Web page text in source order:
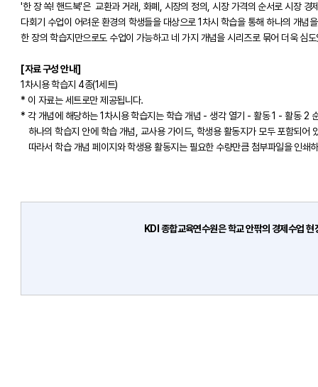
'한 장 쏙! 핸드북'은 교환과 거래, 화폐, 시장의 정의, 시장 가격의 순서로 시장 경
다회기 수업이 어려운 환경의 학생들을 대상으로 1차시 학습을 통해 하나의 개념
한 장의 학습지만으로도 수업이 가능하고 네 가지 개념을 시리즈로 묶어 더욱 심
[자료 구성 안내]
1차시용 학습지 4종(1세트)
* 이 자료는 세트로만 제공됩니다.
* 각 개념에 해당하는 1차시용 학습지는 학습 개념 - 생각 열기 - 활동 1 - 활동 2
하나의 학습지 안에 학습 개념, 교사용 가이드, 학생용 활동지가 모두 포함되어
따라서 학습 개념 페이지와 학생용 활동지는 필요한 수량만큼 첨부파일을 인쇄
KDI 종합교육연수원은 학교 안팎의 경제수업